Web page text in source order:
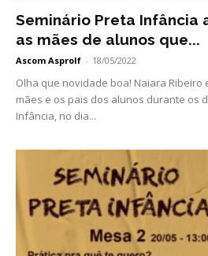
Seminário Preta Infância
as mães de alunos que...
Ascom Asprolf - 18/05/2022
Olha que novidade boa! Naiara
mães e os pais dos alunos durante os
Infância, no dia...